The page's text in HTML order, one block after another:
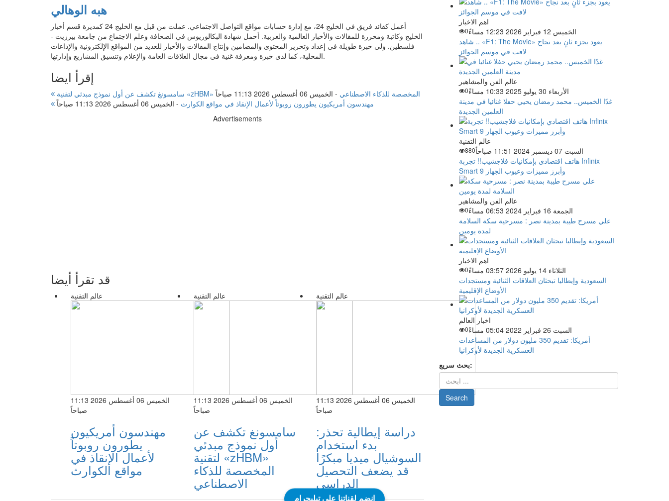
هبه الوهالي
أعمل كقائد فريق في الخليج 24، مع إدارة حسابات مواقع التواصل الاجتماعي. عملت من قبل مع الخليج 24 كمديرة قسم أخبار
الخليج وكاتبة ومحررة للمقالات والأخبار العالمية والعربية. أحمل شهادة البكالوريوس في الصحافة وعلم الاجتماع من جامعة بيرزيت -
فلسطين. ولي خبرة طويلة في إعداد وتحرير المحتوى والمضامين وإنتاج المقالات والأخبار للعديد من المواقع الإلكترونية والإذاعات
المحلية، كما لدي خبرة ومعرفة غنية في مجال العلاقات العامة والإعلام وتنسيق المشاريع وإدارتها.
إقرأ ايضا
سامسونغ تكشف عن أول نموذج مبدئي لتقنية «zHBM» المخصصة للذكاء الاصطناعي - الخميس 06 أغسطس 2026 11:13 صباحاً
مهندسون أمريكيون يطورون روبوتاً لأعمال الإنقاذ في مواقع الكوارث - الخميس 06 أغسطس 2026 11:13 صباحاً
Advertisements
قد تقرأ أيضا
عالم التقنية
الخميس 06 أغسطس 2026 11:13
صباحاً
مهندسون أمريكيون
يطورون روبوتاً
لأعمال الإنقاذ في
مواقع الكوارث
عالم التقنية
الخميس 06 أغسطس 2026 11:13
صباحاً
سامسونغ تكشف عن
أول نموذج مبدئي
لتقنية «zHBM»
المخصصة للذكاء
الاصطناعي
عالم التقنية
الخميس 06 أغسطس 2026 11:13
صباحاً
دراسة إيطالية تحذر:
بدء استخدام
السوشيال ميديا مبكرًا
قد يضعف التحصيل
الدراسي
اهم الاخبار
الخميس 12 فبراير 2026 12:23 مساءً
0
شاهد .. «F1: The Movie» يعود بجزء ثانٍ بعد نجاح
لافت في موسم الجوائز
عالم الفن والمشاهير
الأربعاء 30 يوليو 2025 10:33 مساءً
0
غدًا الخميس.. محمد رمضان يحيي حفلا غنائيا في مدينة
العلمين الجديدة
عالم التقنية
السبت 07 ديسمبر 2024 11:51 صباحاً
880
هاتف اقتصادي بإمكانيات فلاجشيب!! تجربة Infinix
Smart 9 وأبرز مميزات وعيوب الجهاز
عالم الفن والمشاهير
الجمعة 16 فبراير 2024 06:53 مساءً
0
علي مسرح طيبة بمدينة نصر : مسرحية سكة السلامة
لمدة يومين
اهم الاخبار
الثلاثاء 14 يوليو 2026 03:57 مساءً
0
السعودية وإيطاليا تبحثان العلاقات الثنائية ومستجدات
الأوضاع الإقليمية
اخبار العالم
السبت 26 فبراير 2022 05:04 مساءً
0
أمريكا: تقديم 350 مليون دولار من المساعدات
العسكرية الجديدة لأوكرانيا
بحث سريع:
انضم لقناتنا على تيليجرام